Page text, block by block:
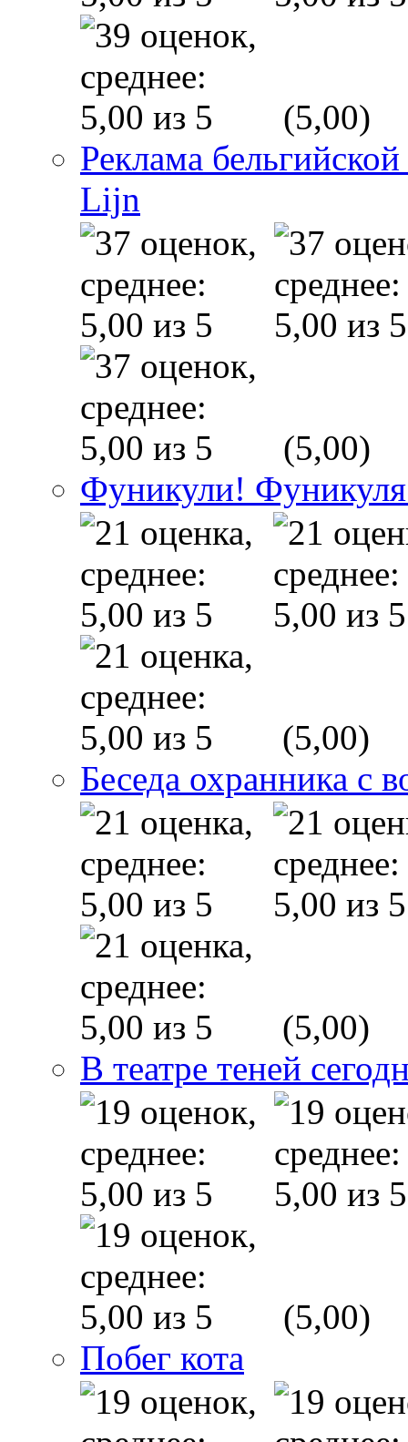
(5,00)
Реклама
Lijn
(5,00)
Фуникули!
(5,00)
Беседа охранника с
(5,00)
В театре теней
(5,00)
Побег кота